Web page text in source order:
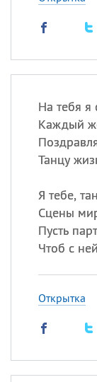
На тебя
Каждый
Танцу
Я тебе,
Сцены
Пусть
Чтоб с
Открытка